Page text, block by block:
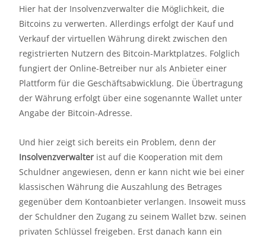
Hier hat der Insolvenzverwalter die Möglichkeit, die
Bitcoins zu verwerten. Allerdings erfolgt der Kauf und
Verkauf der virtuellen Währung direkt zwischen den
registrierten Nutzern des Bitcoin-Marktplatzes. Folglich
fungiert der Online-Betreiber nur als Anbieter einer
Plattform für die Geschäftsabwicklung. Die Übertragung
der Währung erfolgt über eine sogenannte Wallet unter
Angabe der Bitcoin-Adresse.
Und hier zeigt sich bereits ein Problem, denn der
Insolvenzverwalter ist auf die Kooperation mit dem
Schuldner angewiesen, denn er kann nicht wie bei einer
klassischen Währung die Auszahlung des Betrages
gegenüber dem Kontoanbieter verlangen. Insoweit muss
der Schuldner den Zugang zu seinem Wallet bzw. seinen
privaten Schlüssel freigeben. Erst danach kann ein